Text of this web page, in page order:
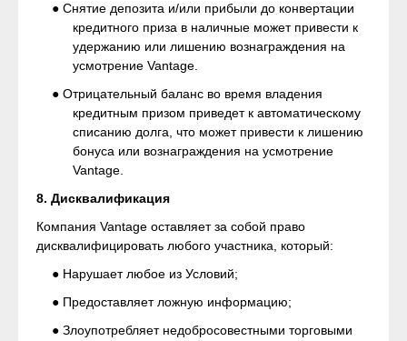
● Снятие депозита и/или прибыли до конвертации
кредитного приза в наличные может привести к
удержанию или лишению вознаграждения на
усмотрение Vantage.
● Отрицательный баланс во время владения
кредитным призом приведет к автоматическому
списанию долга, что может привести к лишению
бонуса или вознаграждения на усмотрение
Vantage.
8. Дисквалификация
Компания Vantage оставляет за собой право
дисквалифицировать любого участника, который:
● Нарушает любое из Условий;
● Предоставляет ложную информацию;
● Злоупотребляет недобросовестными торговыми